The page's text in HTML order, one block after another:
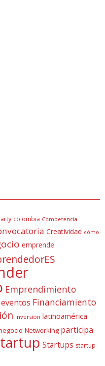
colombia Competencia
Creatividad cómo
emprende
Emprendimiento
eventos Financiamiento
inversión latinoamérica
Networking participa
Startups startup